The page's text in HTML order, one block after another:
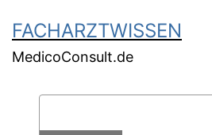
FACHARZTWISSEN
MedicoConsult.de